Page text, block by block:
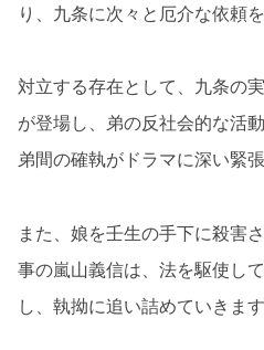
り、九条に次々と厄介な依頼
対立する存在として、九条の
が登場し、弟の反社会的な活
弟間の確執がドラマに深い緊
また、娘を壬生の手下に殺害
事の嵐山義信は、法を駆使し
し、執拗に追い詰めていきます